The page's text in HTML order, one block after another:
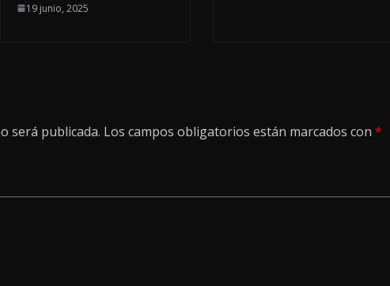
19 junio, 2025
será publicada. Los campos obligatorios están marcados con *